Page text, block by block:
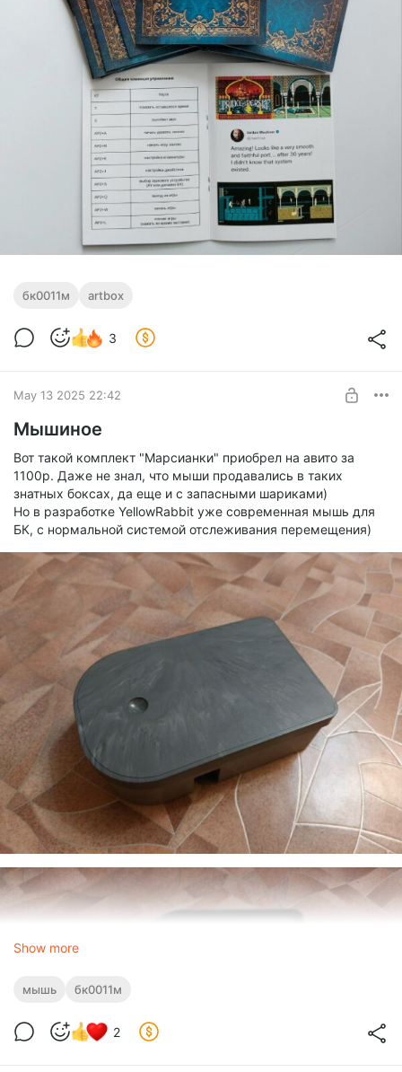
бк0011м artbox
3
May 13 2025 22:42
Мышиное
Вот такой комплект "Марсианки" приобрел на авито за
1100р. Даже не знал, что мыши продавались в таких
знатных боксах, да еще и с запасными шариками)
Но в разработке YellowRabbit уже современная мышь для
БК, с нормальной системой отслеживания перемещения)
Show more
мышь бк0011м
2